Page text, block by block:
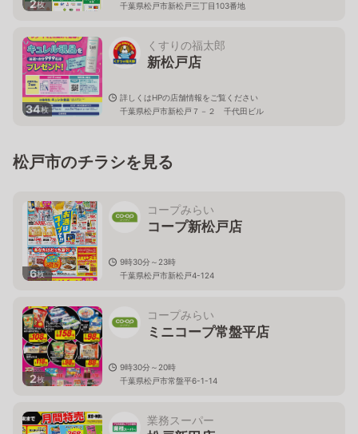
2枚 千葉県松戸市新松戸三丁目103番地
34枚
くすりの福太郎
新松戸店
詳しくはHPの店舗情報をご覧ください
千葉県松戸市新松戸７－２ 千代田ビル
松戸市のチラシを見る
6枚
コープみらい
コープ新松戸店
9時30分～23時
千葉県松戸市新松戸4-124
2枚
コープみらい
ミニコープ常盤平店
9時30分～20時
千葉県松戸市常盤平6-1-14
業務スーパー